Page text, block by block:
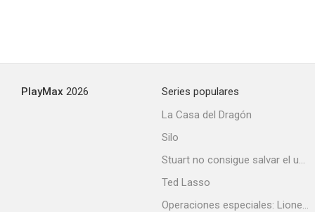
PlayMax 2026
Series populares
La Casa del Dragón
Silo
Stuart no consigue salvar el universo
Ted Lasso
Operaciones especiales: Lioness